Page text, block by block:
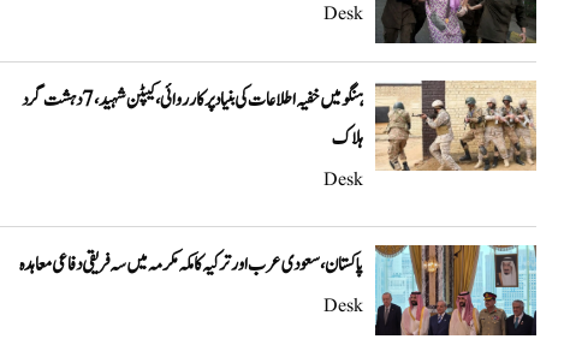
Desk
ہنگو میں خفیہ اطلاعات کی بنیاد پر کارروائی، کیپٹن شہید، 7 دہشت گرد
ہلاک
Desk
پاکستان، سعودی عرب اور ترکیہ کا مکہ مکرمہ میں سہ فریقی دفاعی معاہدہ
Desk